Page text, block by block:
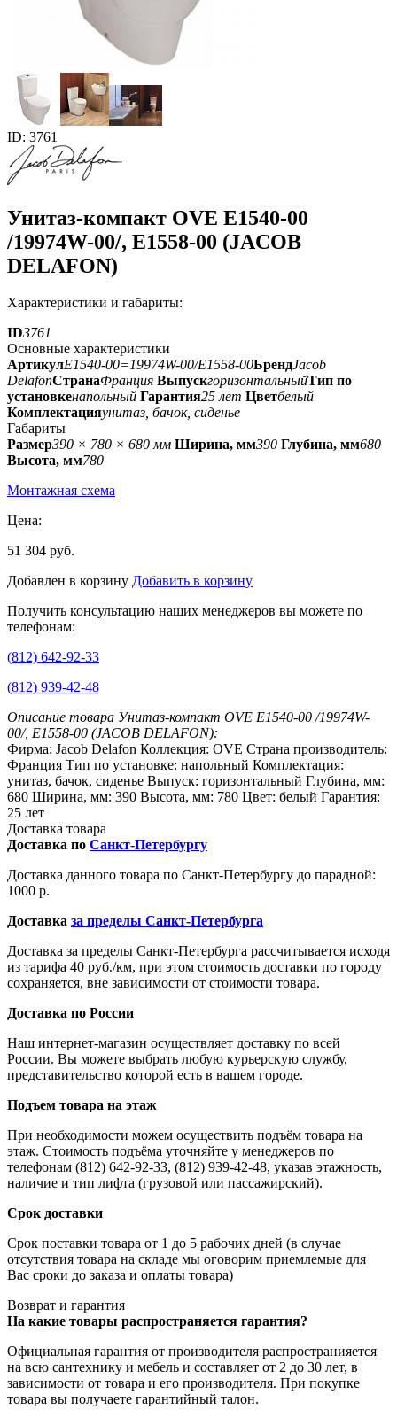
ID: 3761
Унитаз-компакт OVE E1540-00
/19974W-00/, E1558-00 (JACOB
DELAFON)
Характеристики и габариты:
ID3761
Основные характеристики
АртикулE1540-00=19974W-00/E1558-00БрендJacob
DelafonСтранаФранция ВыпускгоризонтальныйТип по
установкенапольный Гарантия25 лет Цветбелый
Комплектацияунитаз, бачок, сиденье
Габариты
Размер390 × 780 × 680 мм Ширина, мм390 Глубина, мм680
Высота, мм780
Монтажная схема
Цена:
51 304 руб.
Добавлен в корзину Добавить в корзину
Получить консультацию наших менеджеров вы можете по
телефонам:
(812) 642-92-33
(812) 939-42-48
Описание товара Унитаз-компакт OVE E1540-00 /19974W-
00/, E1558-00 (JACOB DELAFON):
Фирма: Jacob Delafon Коллекция: OVE Страна производитель:
Франция Тип по установке: напольный Комплектация:
унитаз, бачок, сиденье Выпуск: горизонтальный Глубина, мм:
680 Ширина, мм: 390 Высота, мм: 780 Цвет: белый Гарантия:
25 лет
Доставка товара
Доставка по Санкт-Петербургу
Доставка данного товара по Санкт-Петербургу до парадной:
1000 р.
Доставка за пределы Санкт-Петербурга
Доставка за пределы Санкт-Петербурга рассчитывается исходя
из тарифа 40 руб./км, при этом стоимость доставки по городу
сохраняется, вне зависимости от стоимости товара.
Доставка по России
Наш интернет-магазин осуществляет доставку по всей
России. Вы можете выбрать любую курьерскую службу,
представительство которой есть в вашем городе.
Подъем товара на этаж
При необходимости можем осуществить подъём товара на
этаж. Стоимость подъёма уточняйте у менеджеров по
телефонам (812) 642-92-33, (812) 939-42-48, указав этажность,
наличие и тип лифта (грузовой или пассажирский).
Срок доставки
Срок поставки товара от 1 до 5 рабочих дней (в случае
отсутствия товара на складе мы оговорим приемлемые для
Вас сроки до заказа и оплаты товара)
Возврат и гарантия
На какие товары распространяется гарантия?
Официальная гарантия от производителя распространияется
на всю сантехнику и мебель и составляет от 2 до 30 лет, в
зависимости от товара и его производителя. При покупке
товара вы получаете гарантийный талон.